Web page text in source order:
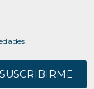
SUSCRIBIRME